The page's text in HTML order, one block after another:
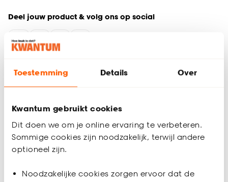
Toestemming Details Over
Kwantum gebruikt cookies
Dit doen we om je online ervaring te verbeteren.
Sommige cookies zijn noodzakelijk, terwijl andere
optioneel zijn.
Noodzakelijke cookies zorgen ervoor dat de
Deel jouw product & volg ons op social
Productomschrijving
en bekijk of vergelijk eenvoudig welke gordijnstof jouw
kleurstalen worden binnen 2 à 3 werkdagen thuisbezorgd en
passen door de brievenbus. Afmeting staal Gordijn: 13 x 26
cm.
Productspecificaties